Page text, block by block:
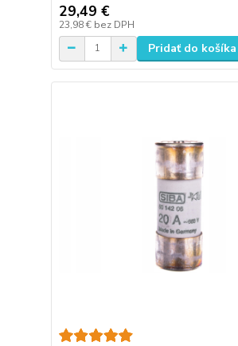
29,49 €
23,98 € bez DPH
Pridať do košíka